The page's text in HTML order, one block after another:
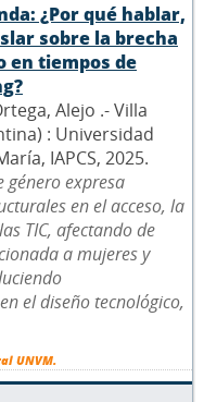
¿Por qué hablar,
sobre la brecha
en tiempos de
Alejo .- Villa
: Universidad
IAPCS, 2025.
género expresa
en el acceso, la
TIC, afectando de
a mujeres y
el diseño tecnológico,
UNVM.